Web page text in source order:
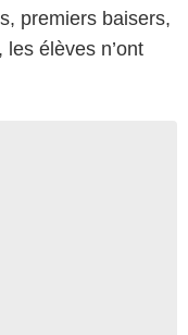
premiers baisers,
élèves n’ont